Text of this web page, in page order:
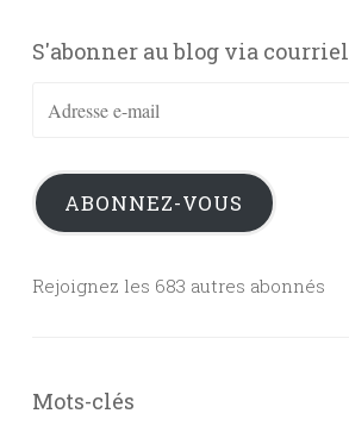
S'abonner au blog via courriel
Adresse
mail
ABONNEZ-VOUS
Rejoignez les 683 autres abonnés
Mots-clés